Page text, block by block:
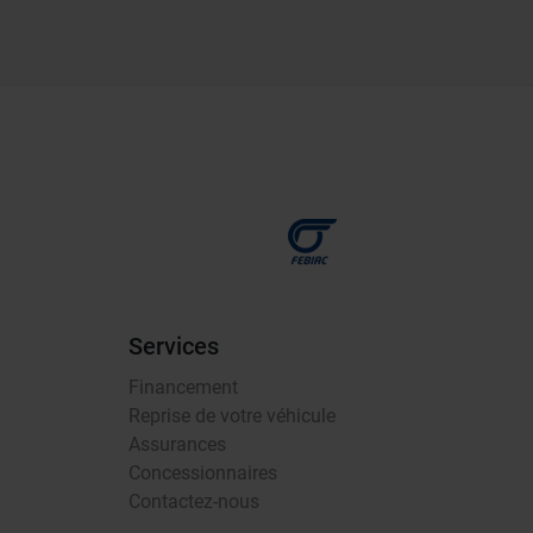
Services
Financement
Reprise de votre véhicule
Assurances
Concessionnaires
Contactez-nous